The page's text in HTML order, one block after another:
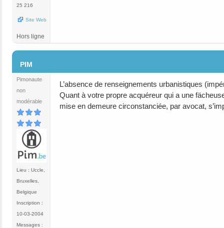
25 216
Site Web
Hors ligne
PIM
Pimonaute
non
modérable
Lieu : Uccle,
Bruxelles,
Belgique
Inscription :
10-03-2004
Messages :
L’absence de renseignements urbanistiques
Quant à votre propre acquéreur qui a une
mise en demeure circonstanciée, par avocat,